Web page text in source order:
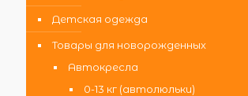
Детская одежда
Товары для новорожденных
Автокресла
0-13 кг (автолюльки)